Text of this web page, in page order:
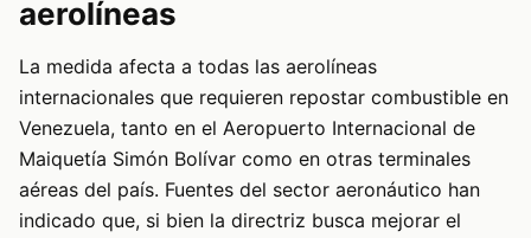
aerolíneas
La medida afecta a todas las aerolíneas
internacionales que requieren repostar combustible en
Venezuela, tanto en el Aeropuerto Internacional de
Maiquetía Simón Bolívar como en otras terminales
aéreas del país. Fuentes del sector aeronáutico han
indicado que, si bien la directriz busca mejorar el